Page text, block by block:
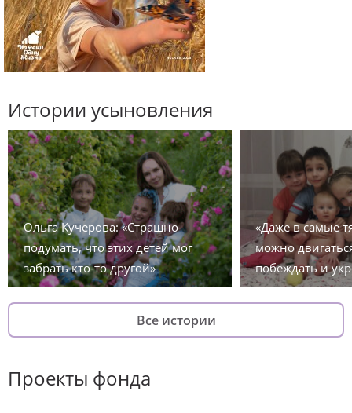
Истории усыновления
Ольга Кучерова: «Страшно
подумать, что этих детей мог
забрать кто-то другой»
«Даже в самые
можно
побеждать и
Все истории
Проекты фонда